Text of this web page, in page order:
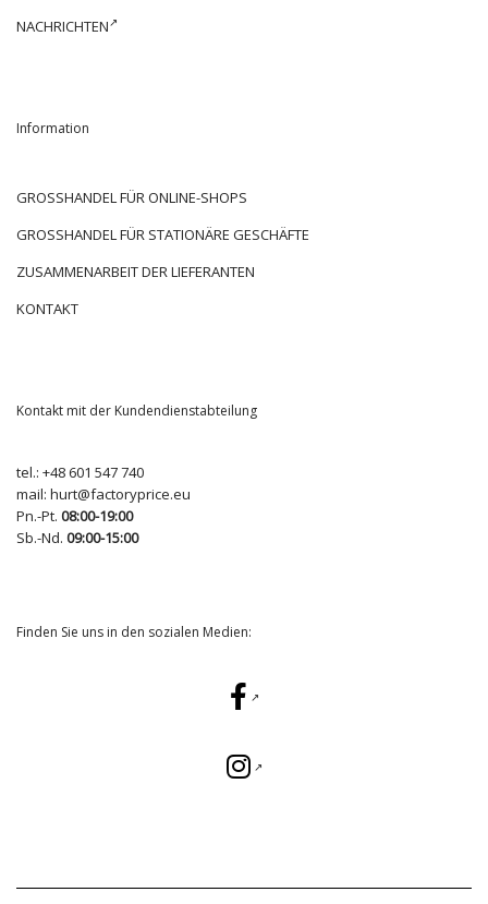
NACHRICHTEN
Information
GROSSHANDEL FÜR ONLINE-SHOPS
GROSSHANDEL FÜR STATIONÄRE GESCHÄFTE
ZUSAMMENARBEIT DER LIEFERANTEN
KONTAKT
Kontakt mit der Kundendienstabteilung
tel.: +48 601 547 740
mail: hurt@factoryprice.eu
Pn.-Pt. 08:00-19:00
Sb.-Nd. 09:00-15:00
Finden Sie uns in den sozialen Medien: